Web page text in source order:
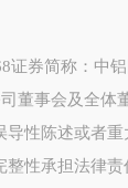
证券简称：中
会及全体董
导性陈述或者
整性承担法